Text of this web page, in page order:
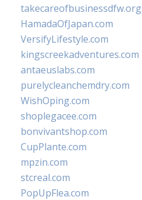
takecareofbusinessdfw.org
HamadaOfJapan.com
VersifyLifestyle.com
kingscreekadventures.com
antaeuslabs.com
purelycleanchemdry.com
WishOping.com
shoplegacee.com
bonvivantshop.com
CupPlante.com
mpzin.com
stcreal.com
PopUpFlea.com